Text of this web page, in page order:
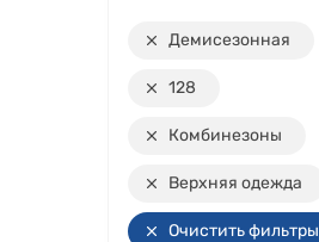
Демисезонная
128
Комбинезоны
Верхняя одежда
Очистить фильтры